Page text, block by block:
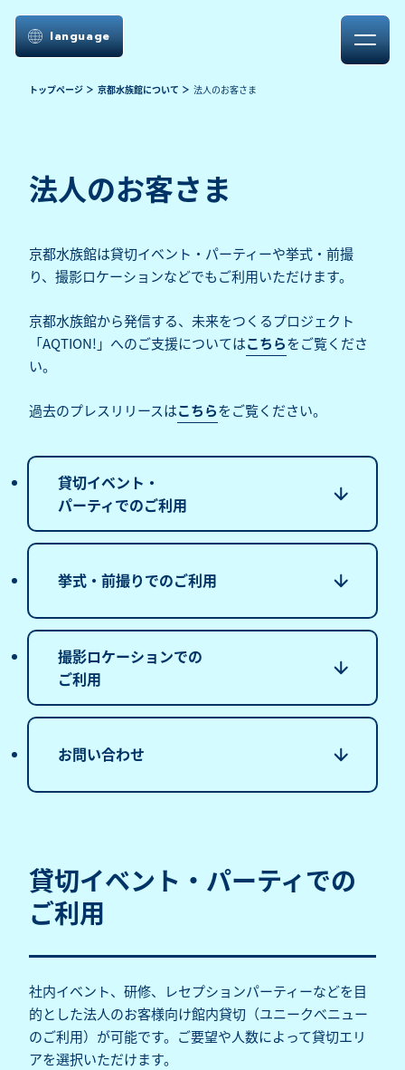
language
トップページ 京都水族館について 法人のお客さま
法人のお客さま
京都水族館は貸切イベント・パーティーや挙式・前撮
り、撮影ロケーションなどでもご利用いただけます。
京都水族館から発信する、未来をつくるプロジェクト
「AQTION!」へのご支援についてはこちらをご覧くださ
い。
過去のプレスリリースはこちらをご覧ください。
貸切イベント・
パーティでのご利用
挙式・前撮りでのご利用
撮影ロケーションでの
ご利用
お問い合わせ
貸切イベント・パーティでの
ご利用
社内イベント、研修、レセプションパーティーなどを目
的とした法人のお客様向け館内貸切（ユニークべニュー
のご利用）が可能です。ご要望や人数によって貸切エリ
アを選択いただけます。